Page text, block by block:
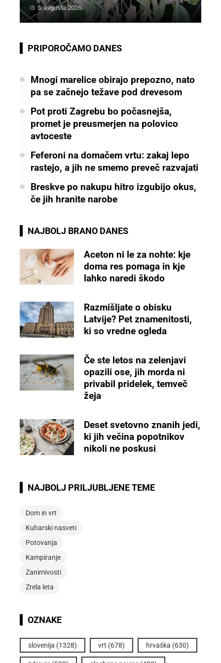
5. avgusta 2026
PRIPOROČAMO DANES
Mnogi marelice obirajo prepozno, nato
pa se začnejo težave pod drevesom
Pot proti Zagrebu bo počasnejša,
promet je preusmerjen na polovico
avtoceste
Feferoni na domačem vrtu: zakaj lepo
rastejo, a jih ne smemo preveč razvajati
Breskve po nakupu hitro izgubijo okus,
če jih hranite narobe
NAJBOLJ BRANO DANES
Aceton ni le za nohte: kje
doma res pomaga in kje
lahko naredi škodo
Razmišljate o obisku
Latvije? Pet znamenitosti,
ki so vredne ogleda
Če ste letos na zelenjavi
opazili ose, jih morda ni
privabil pridelek, temveč
žeja
Deset svetovno znanih jedi,
ki jih večina popotnikov
nikoli ne poskusi
NAJBOLJ PRILJUBLJENE TEME
Dom in vrt
Kuharski nasveti
Potovanja
Kampiranje
Zanimivosti
Zrela leta
OZNAKE
slovenija (1328) vrt (678) hrvaška (630)